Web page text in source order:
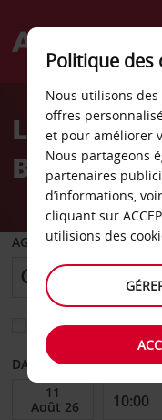
Welcome
AvisLocation
Brighton
AGENCE DE DÉPART
Sélectionnez une
DATE DE DÉBUT
Politique des
Nous utilisons
offres
et pour améliorer
Nous partageons
partenaires
d’informations,
cliquant sur
utilisions des